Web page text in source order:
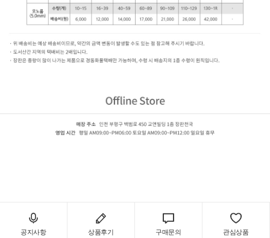
공지사항 상품후기 구매문의 관심상품